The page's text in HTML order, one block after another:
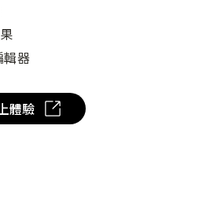
輯器
體驗